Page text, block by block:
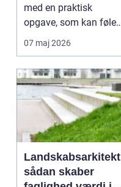
med en praktisk
opgave, som kan føles
både tung og uove...
07 maj 2026
Landskabsarkitekt
sådan skaber